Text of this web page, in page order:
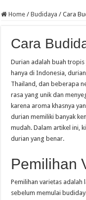
Home / Budidaya / Cara
Cara
Durian adalah buah
hanya di Indonesia,
Thailand, dan beberapa
rasa yang unik dan
karena aroma khasnya
durian memiliki banyak
mudah. Dalam artikel ini,
durian yang benar.
Pemilihan
Pemilihan varietas adalah
sebelum memulai